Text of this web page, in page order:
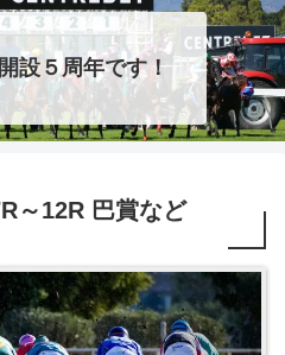
設５周年です！
～12R 巴賞など